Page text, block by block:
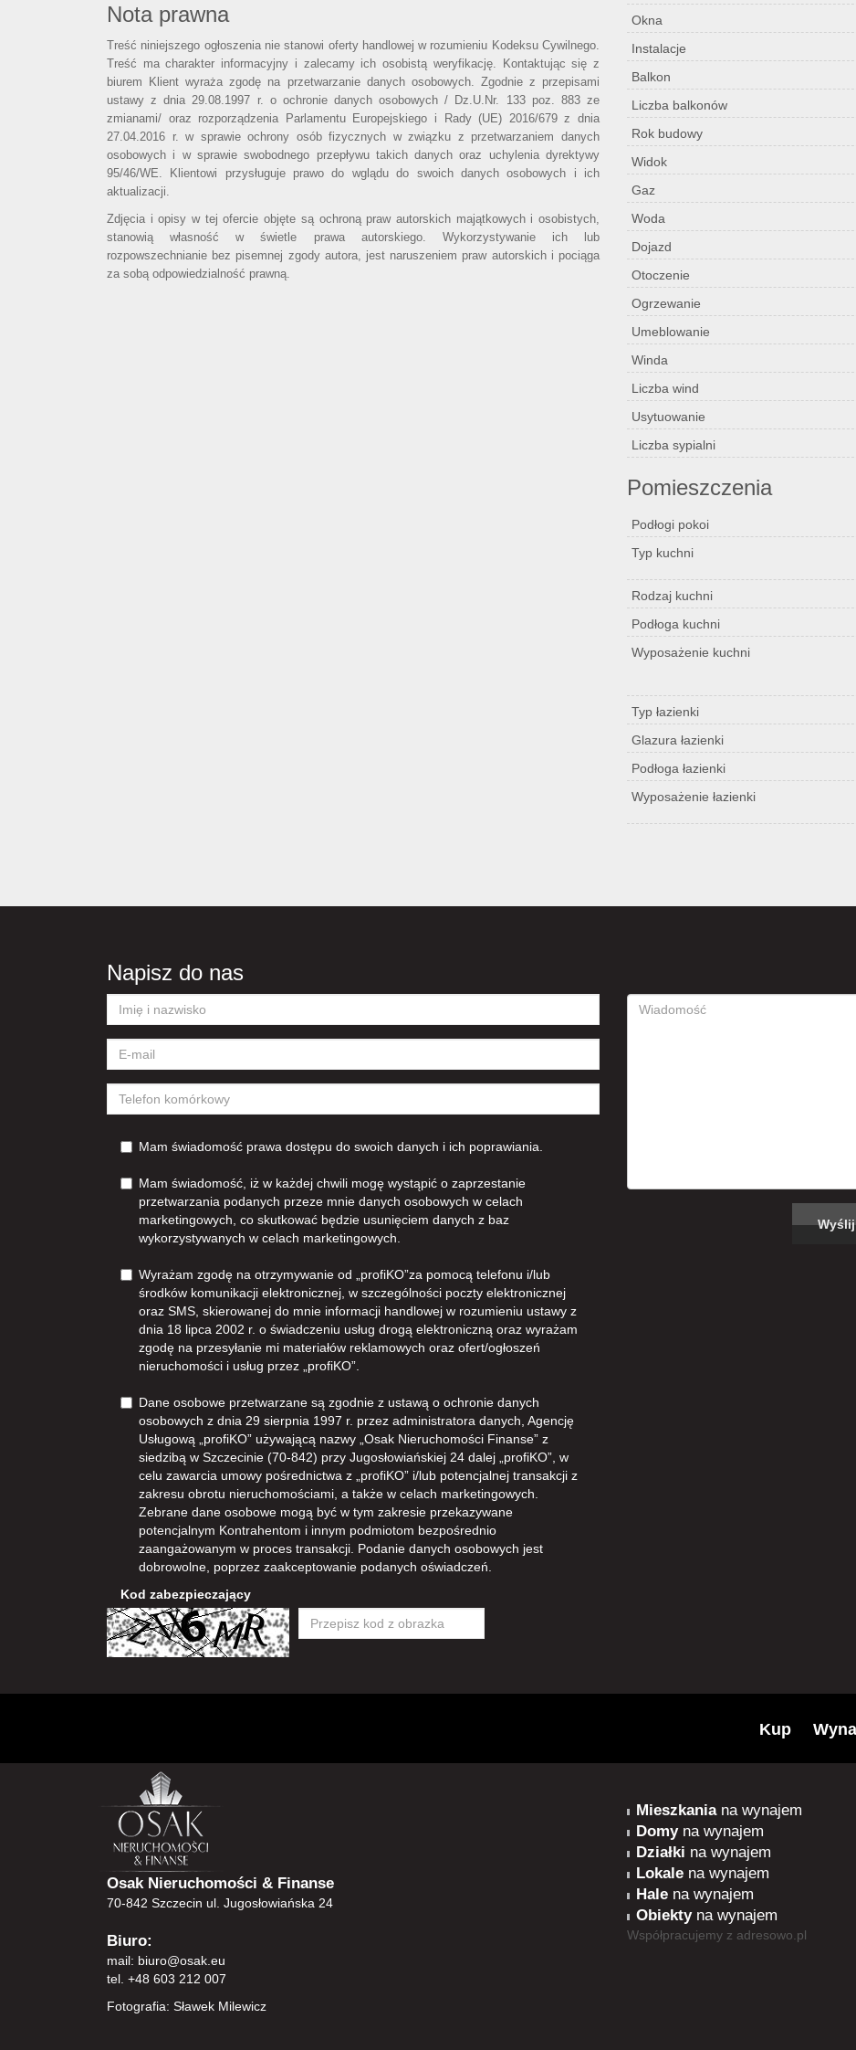
Nota prawna
Treść niniejszego ogłoszenia nie stanowi oferty handlowej w rozumieniu Kodeksu Cywilnego.
Treść ma charakter informacyjny i zalecamy ich osobistą weryfikację. Kontaktując się z
biurem Klient wyraża zgodę na przetwarzanie danych osobowych. Zgodnie z przepisami
ustawy z dnia 29.08.1997 r. o ochronie danych osobowych / Dz.U.Nr. 133 poz. 883 ze
zmianami/ oraz rozporządzenia Parlamentu Europejskiego i Rady (UE) 2016/679 z dnia
27.04.2016 r. w sprawie ochrony osób fizycznych w związku z przetwarzaniem danych
osobowych i w sprawie swobodnego przepływu takich danych oraz uchylenia dyrektywy
95/46/WE. Klientowi przysługuje prawo do wglądu do swoich danych osobowych i ich
aktualizacji.
Zdjęcia i opisy w tej ofercie objęte są ochroną praw autorskich majątkowych i osobistych,
stanowią własność w świetle prawa autorskiego. Wykorzystywanie ich lub
rozpowszechnianie bez pisemnej zgody autora, jest naruszeniem praw autorskich i pociąga
za sobą odpowiedzialność prawną.
Okna
Instalacje
Balkon
Liczba balkonów
Rok budowy
Widok
Gaz
Woda
Dojazd
Otoczenie
Ogrzewanie
Umeblowanie
Winda
Liczba wind
Usytuowanie
Liczba sypialni
Pomieszczenia
Podłogi pokoi
Typ kuchni
Rodzaj kuchni
Podłoga kuchni
Wyposażenie kuchni
Typ łazienki
Glazura łazienki
Podłoga łazienki
Wyposażenie łazienki
Napisz do nas
Mam świadomość prawa dostępu do swoich danych i ich poprawiania.
Mam świadomość, iż w każdej chwili mogę wystąpić o zaprzestanie
przetwarzania podanych przeze mnie danych osobowych w celach
marketingowych, co skutkować będzie usunięciem danych z baz
wykorzystywanych w celach marketingowych.
Wyrażam zgodę na otrzymywanie od „profiKO”za pomocą telefonu i/lub
środków komunikacji elektronicznej, w szczególności poczty elektronicznej
oraz SMS, skierowanej do mnie informacji handlowej w rozumieniu ustawy z
dnia 18 lipca 2002 r. o świadczeniu usług drogą elektroniczną oraz wyrażam
zgodę na przesyłanie mi materiałów reklamowych oraz ofert/ogłoszeń
nieruchomości i usług przez „profiKO”.
Dane osobowe przetwarzane są zgodnie z ustawą o ochronie danych
osobowych z dnia 29 sierpnia 1997 r. przez administratora danych, Agencję
Usługową „profiKO” używającą nazwy „Osak Nieruchomości Finanse” z
siedzibą w Szczecinie (70-842) przy Jugosłowiańskiej 24 dalej „profiKO”, w
celu zawarcia umowy pośrednictwa z „profiKO” i/lub potencjalnej transakcji z
zakresu obrotu nieruchomościami, a także w celach marketingowych.
Zebrane dane osobowe mogą być w tym zakresie przekazywane
potencjalnym Kontrahentom i innym podmiotom bezpośrednio
zaangażowanym w proces transakcji. Podanie danych osobowych jest
dobrowolne, poprzez zaakceptowanie podanych oświadczeń.
Kod zabezpieczający
Kup
Osak Nieruchomości & Finanse
70-842 Szczecin ul. Jugosłowiańska 24
Biuro:
mail: biuro@osak.eu
tel. +48 603 212 007
Fotografia: Sławek Milewicz
Mieszkaniana wynajem
Domyna wynajem
Działki na wynajem
Lokale na wynajem
Hale na wynajem
Obiektyna wynajem
Współpracujemy z adresowo.pl